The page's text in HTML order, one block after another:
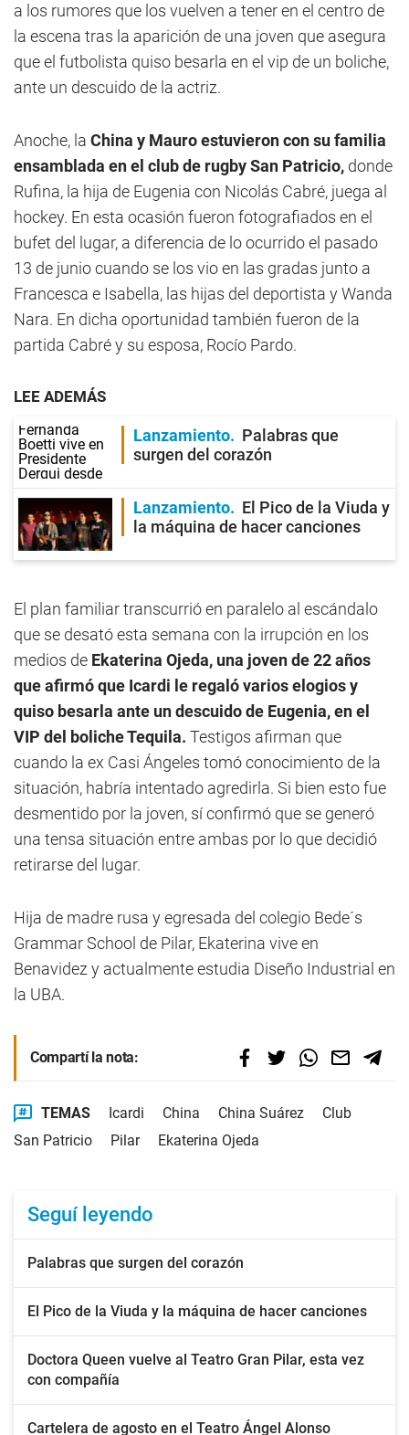
a los rumores que los vuelven a tener en el centro de
la escena tras la aparición de una joven que asegura
que el futbolista quiso besarla en el vip de un boliche,
ante un descuido de la actriz.
Anoche, la China y Mauro estuvieron con su familia
ensamblada en el club de rugby San Patricio, donde
Rufina, la hija de Eugenia con Nicolás Cabré, juega al
hockey. En esta ocasión fueron fotografiados en el
bufet del lugar, a diferencia de lo ocurrido el pasado
13 de junio cuando se los vio en las gradas junto a
Francesca e Isabella, las hijas del deportista y Wanda
Nara. En dicha oportunidad también fueron de la
partida Cabré y su esposa, Rocío Pardo.
LEE ADEMÁS
Lanzamiento
Palabras que
surgen del corazón
Lanzamiento
El Pico de la Viuda y
la máquina de hacer canciones
El plan familiar transcurrió en paralelo al escándalo
que se desató esta semana con la irrupción en los
medios de Ekaterina Ojeda, una joven de 22 años
que afirmó que Icardi le regaló varios elogios y
quiso besarla ante un descuido de Eugenia, en el
VIP del boliche Tequila. Testigos afirman que
cuando la ex Casi Ángeles tomó conocimiento de la
situación, habría intentado agredirla. Si bien esto fue
desmentido por la joven, sí confirmó que se generó
una tensa situación entre ambas por lo que decidió
retirarse del lugar.
Hija de madre rusa y egresada del colegio Bede´s
Grammar School de Pilar, Ekaterina vive en
Benavidez y actualmente estudia Diseño Industrial en
la UBA.
Compartí la nota:
TEMAS Icardi China China Suárez
Club
San Patricio
Pilar Ekaterina Ojeda
Seguí leyendo
Palabras que surgen del corazón
El Pico de la Viuda y la máquina de hacer canciones
Doctora Queen vuelve al Teatro Gran Pilar, esta vez
con compañía
Cartelera de agosto en el Teatro Ángel Alonso